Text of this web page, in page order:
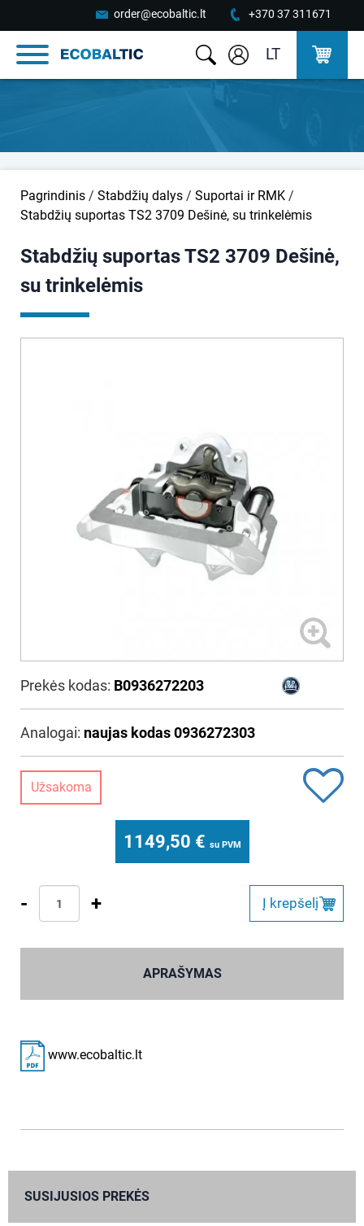
order@ecobaltic.lt +370 37 311671
LT
Pagrindinis / Stabdžių dalys / Suportai ir RMK /
Stabdžių suportas TS2 3709 Dešinė, su trinkelėmis
Stabdžių suportas TS2 3709 Dešinė,
su trinkelėmis
Prekės kodas: B0936272203
Analogai: naujas kodas 0936272303
Užsakoma
1149,50 € su PVM
- + Į krepšelį
APRAŠYMAS
www.ecobaltic.lt
SUSIJUSIOS PREKĖS